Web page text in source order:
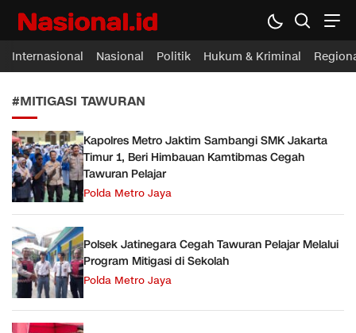
Nasional.id
Membawa Inspirasi Untuk Indonesia
Internasional Nasional Politik Hukum & Kriminal
#MITIGASI TAWURAN
Kapolres Metro Jaktim Sambangi SMK Jakarta
Timur 1, Beri Himbauan Kamtibmas Cegah
Tawuran Pelajar
Polda Metro Jaya
Polsek Jatinegara Cegah Tawuran Pelajar Melalui
Program Mitigasi di Sekolah
Polda Metro Jaya